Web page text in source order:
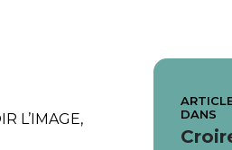
L’IMAGE,
DANS